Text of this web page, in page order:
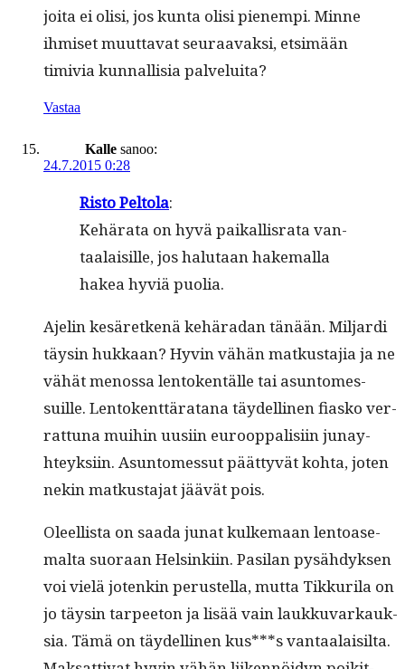
joi­ta ei olisi, jos kun­ta olisi pienem­pi. Minne
ihmiset muut­ta­vat seu­raavak­si, etsimään
timivia kun­nal­lisia palveluita?
Vastaa
Kalle sanoo:
24.7.2015 0:28
Ris­to Pel­to­la:
Kehära­ta on hyvä paikallis­ra­ta van­
taalaisille, jos halu­taan hake­mal­la
hakea hyviä puolia.
Ajelin kesäretkenä kehäradan tänään. Mil­jar­di
täysin hukkaan? Hyvin vähän matkus­ta­jia ja ne
vähät menos­sa lento­ken­tälle tai asun­tomes­
suille. Lento­kent­täratana täy­delli­nen fiasko ver­
rat­tuna mui­hin uusi­in euroop­pal­isi­in junay­
hteyk­si­in. Asun­tomes­sut päät­tyvät koh­ta, joten
nekin matkus­ta­jat jäävät pois.
Oleel­lista on saa­da junat kulke­maan lentoase­
mal­ta suo­raan Helsinki­in. Pasi­lan pysähdyk­sen
voi vielä jotenkin perustel­la, mut­ta Tikkuri­la on
jo täysin tarpee­ton ja lisää vain laukku­varkauk­
sia. Tämä on täy­delli­nen kus***s van­taalaisil­ta.